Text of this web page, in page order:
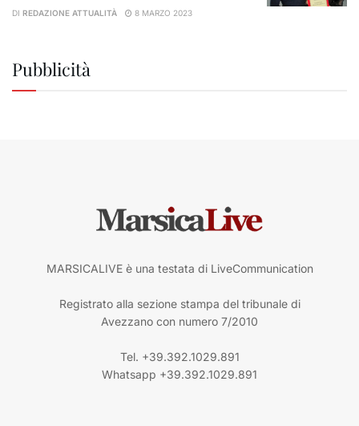
DI REDAZIONE ATTUALITÀ 8 MARZO 2023
Pubblicità
MARSICALIVE è una testata di LiveCommunication
Registrato alla sezione stampa del tribunale di
Avezzano con numero 7/2010
Tel. +39.392.1029.891
Whatsapp +39.392.1029.891